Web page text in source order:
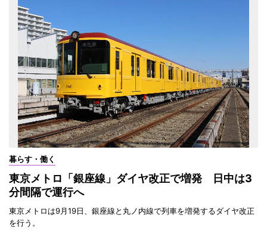
暮らす・働く
東京メトロ「銀座線」ダイヤ改正で増発 日中は3
分間隔で運行へ
東京メトロは9月19日、銀座線と丸ノ内線で列車を増発するダイヤ改正
を行う。